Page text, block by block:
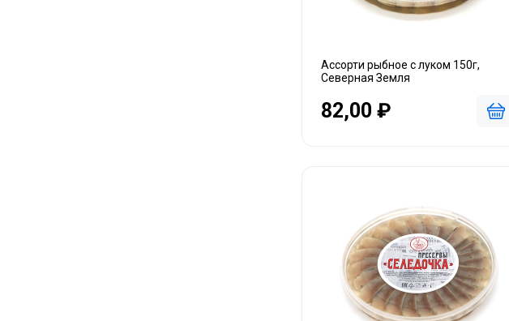
Ассорти рыбное с луком 150г,
Северная Земля
82,00 ₽